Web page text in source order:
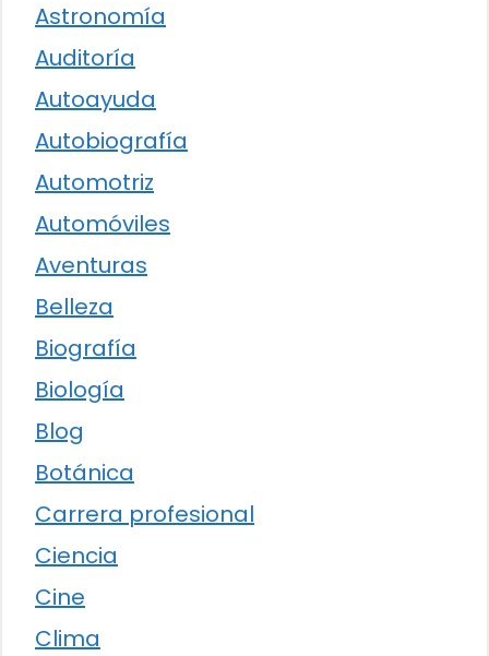
Astronomía
Auditoría
Autoayuda
Autobiografía
Automotriz
Automóviles
Aventuras
Belleza
Biografía
Biología
Blog
Botánica
Carrera profesional
Ciencia
Cine
Clima